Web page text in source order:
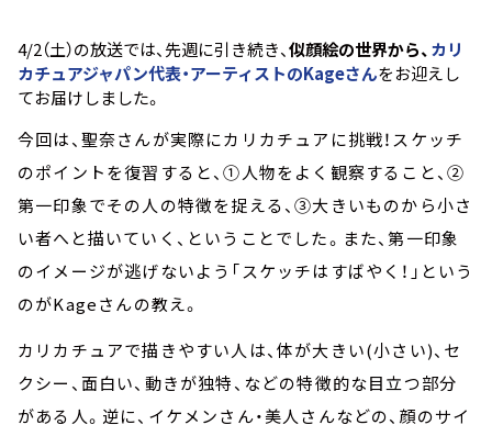
4/2（土）の放送では、先週に引き続き、似顔絵の世界から、カリ
カチュアジャパン代表・アーティストのKageさんをお迎えし
てお届けしました。
今回は、聖奈さんが実際にカリカチュアに挑戦！スケッチ
のポイントを復習すると、①人物をよく観察すること、②
第一印象でその人の特徴を捉える、③大きいものから小さ
い者へと描いていく、ということでした。また、第一印象
のイメージが逃げないよう「スケッチはすばやく！」という
のがKageさんの教え。
カリカチュアで描きやすい人は、体が大きい(小さい)、セ
クシー、面白い、動きが独特、などの特徴的な目立つ部分
がある人。逆に、イケメンさん・美人さんなどの、顔のサイ